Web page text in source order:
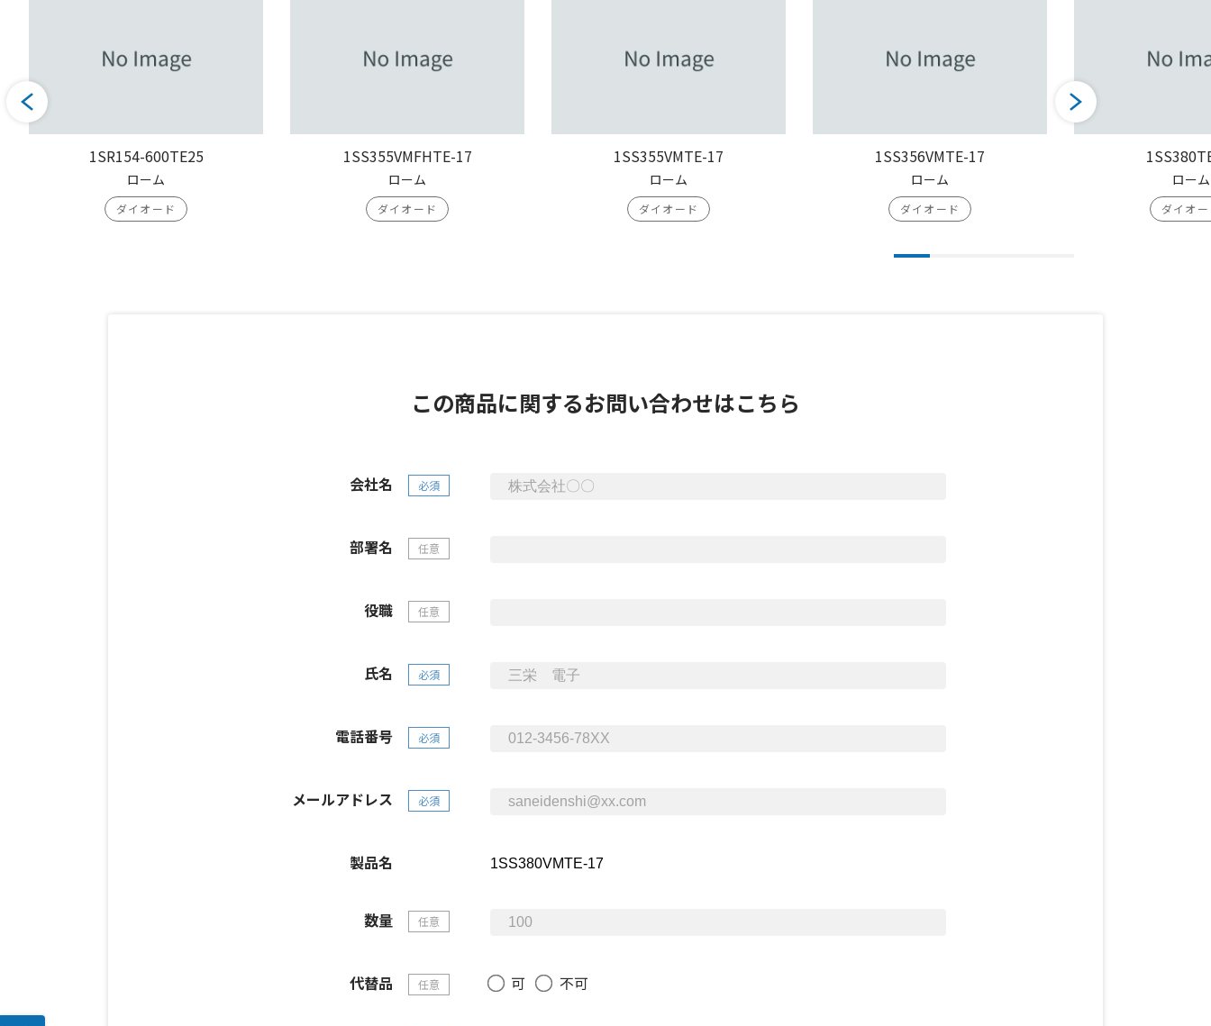
1SR154-600TE25
ローム
ダイオード
1SS355VMFHTE-17
ローム
ダイオード
1SS355VMTE-17
ローム
ダイオード
1SS356VMTE-17
ローム
ダイオード
ローム
ダイオ
この商品に関するお問い合わせはこちら
会社名 必須
部署名 任意
役職 任意
氏名 必須
電話番号 必須
メールアドレス 必須
製品名
数量 任意
代替品 任意 可 不可